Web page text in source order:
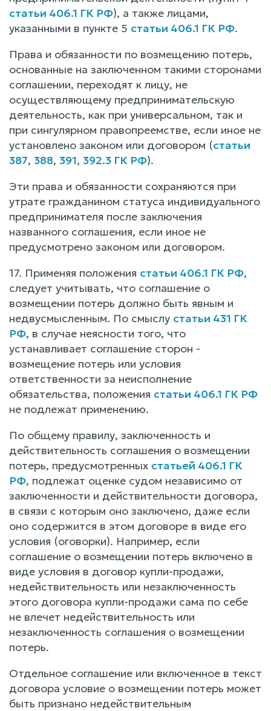
статьи 406.1 ГК РФ), а также лицами,
указанными в пункте 5 статьи 406.1 ГК РФ.
Права и обязанности по возмещению потерь,
основанные на заключенном такими сторонами
соглашении, переходят к лицу, не
осуществляющему предпринимательскую
деятельность, как при универсальном, так и
при сингулярном правопреемстве, если иное не
установлено законом или договором (статьи
387, 388, 391, 392.3 ГК РФ).
Эти права и обязанности сохраняются при
утрате гражданином статуса индивидуального
предпринимателя после заключения
названного соглашения, если иное не
предусмотрено законом или договором.
17. Применяя положения статьи 406.1 ГК РФ,
следует учитывать, что соглашение о
возмещении потерь должно быть явным и
недвусмысленным. По смыслу статьи 431 ГК
РФ, в случае неясности того, что
устанавливает соглашение сторон -
возмещение потерь или условия
ответственности за неисполнение
обязательства, положения статьи 406.1 ГК РФ
не подлежат применению.
По общему правилу, заключенность и
действительность соглашения о возмещении
потерь, предусмотренных статьей 406.1 ГК
РФ, подлежат оценке судом независимо от
заключенности и действительности договора,
в связи с которым оно заключено, даже если
оно содержится в этом договоре в виде его
условия (оговорки). Например, если
соглашение о возмещении потерь включено в
виде условия в договор купли-продажи,
недействительность или незаключенность
этого договора купли-продажи сама по себе
не влечет недействительность или
незаключенность соглашения о возмещении
потерь.
Отдельное соглашение или включенное в текст
договора условие о возмещении потерь может
быть признано недействительным